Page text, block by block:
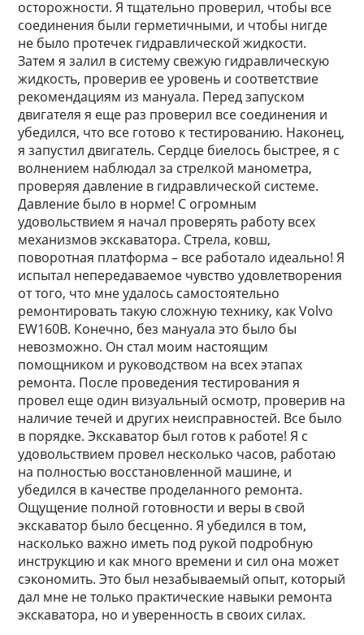
осторожности. Я тщательно проверил, чтобы все
соединения были герметичными, и чтобы нигде
не было протечек гидравлической жидкости.
Затем я залил в систему свежую гидравлическую
жидкость, проверив ее уровень и соответствие
рекомендациям из мануала. Перед запуском
двигателя я еще раз проверил все соединения и
убедился, что все готово к тестированию. Наконец,
я запустил двигатель. Сердце биелось быстрее, я с
волнением наблюдал за стрелкой манометра,
проверяя давление в гидравлической системе.
Давление было в норме! С огромным
удовольствием я начал проверять работу всех
механизмов экскаватора. Стрела, ковш,
поворотная платформа – все работало идеально! Я
испытал непередаваемое чувство удовлетворения
от того, что мне удалось самостоятельно
ремонтировать такую сложную технику, как Volvo
EW160B. Конечно, без мануала это было бы
невозможно. Он стал моим настоящим
помощником и руководством на всех этапах
ремонта. После проведения тестирования я
провел еще один визуальный осмотр, проверив на
наличие течей и других неисправностей. Все было
в порядке. Экскаватор был готов к работе! Я с
удовольствием провел несколько часов, работаю
на полностью восстановленной машине, и
убедился в качестве проделанного ремонта.
Ощущение полной готовности и веры в свой
экскаватор было бесценно. Я убедился в том,
насколько важно иметь под рукой подробную
инструкцию и как много времени и сил она может
сэкономить. Это был незабываемый опыт, который
дал мне не только практические навыки ремонта
экскаватора, но и уверенность в своих силах.